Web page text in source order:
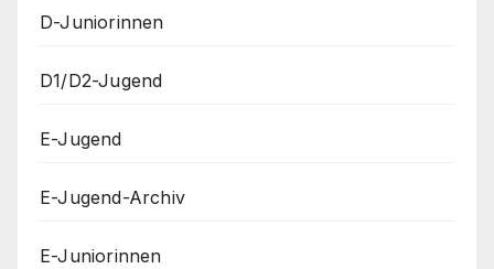
D-Juniorinnen
D1/D2-Jugend
E-Jugend
E-Jugend-Archiv
E-Juniorinnen